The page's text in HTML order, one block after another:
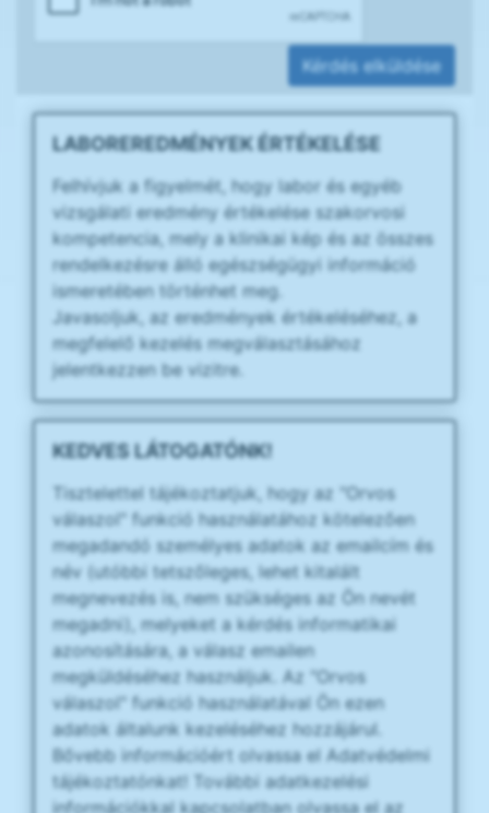
Kérdés elküldése
LABOREREDMÉNYEK ÉRTÉKELÉSE
Felhívjuk a figyelmét, hogy labor és egyéb
vizsgálati eredmény értékelése szakorvosi
kompetencia, mely a klinikai kép és az összes
rendelkezésre álló egészségügyi információ
ismeretében történhet meg.
Javasoljuk, az eredmények értékeléséhez, a
megfelelő kezelés megválasztásához
jelentkezzen be vizitre.
KEDVES LÁTOGATÓNK!
Tisztelettel tájékoztatjuk, hogy az "Orvos
válaszol" funkció használatához kötelezően
megadandó személyes adatok az emailcím és
név (utóbbi tetszőleges, lehet kitalált
megnevezés is, nem szükséges az Ön nevét
megadni), melyeket a kérdés informatikai
azonosítására, a válasz emailen
megküldéséhez használjuk. Az "Orvos
válaszol" funkció használatával Ön ezen
adatok általunk kezeléséhez hozzájárul.
Bővebb információért olvassa el Adatvédelmi
tájékoztatónkat! További adatkezelési
információkkal kapcsolatban olvassa el az